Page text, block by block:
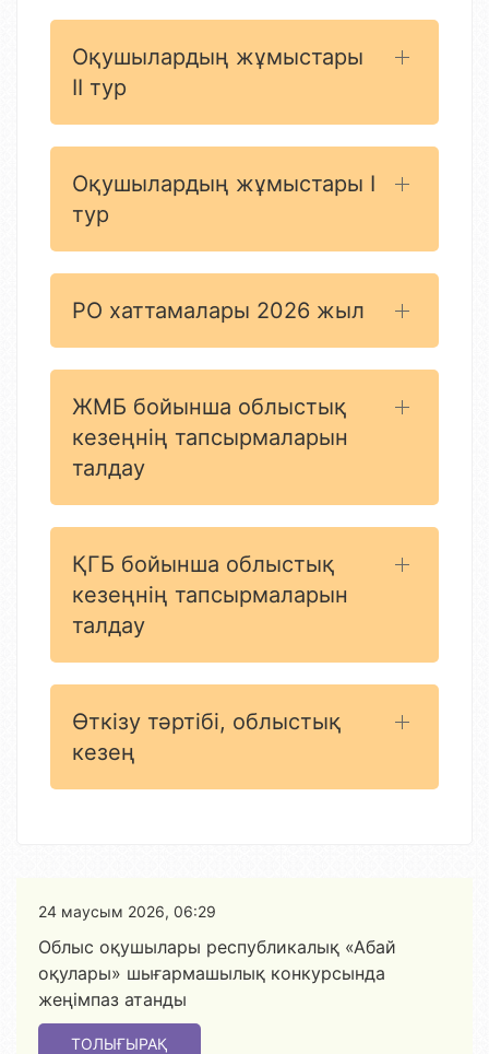
Оқушылардың жұмыстары
II тур
Оқушылардың жұмыстары I
тур
РО хаттамалары 2026 жыл
ЖМБ бойынша облыстық
кезеңнің тапсырмаларын
талдау
ҚГБ бойынша облыстық
кезеңнің тапсырмаларын
талдау
Өткізу тәртібі, облыстық
кезең
24 маусым 2026, 06:29
Облыс оқушылары республикалық «Абай
оқулары» шығармашылық конкурсында
жеңімпаз атанды
ТОЛЫҒЫРАҚ